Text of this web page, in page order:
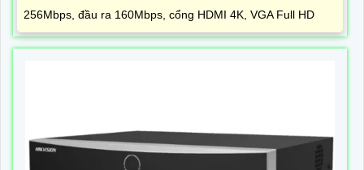
256Mbps, đầu ra 160Mbps, cổng HDMI 4K, VGA Full HD